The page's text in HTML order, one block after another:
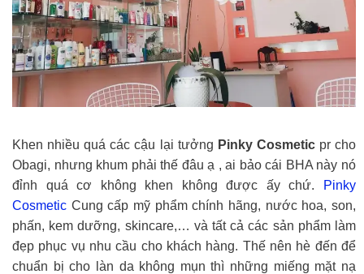
Khen nhiều quá các cậu lại tưởng Pinky Cosmeticpr cho
Obagi, nhưng khum phải thế đâu ạ , ai bảo cái BHA này nó
đỉnh quá cơ không khen không được ấy chứ.
Pinky
Cosmetic Cung cấp mỹ phẩm chính hãng, nước hoa, son,
phấn, kem dưỡng, skincare,… và tất cả các sản phẩm làm
đẹp phục vụ nhu cầu cho khách hàng. Thế nên hè đến để
chuẩn bị cho làn da không mụn thì những miếng mặt nạ